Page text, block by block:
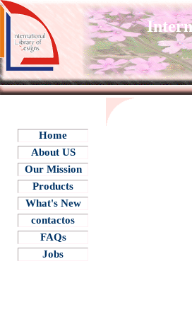
Home
About US
Our Mission
Products
What's New
contactos
FAQs
Jobs